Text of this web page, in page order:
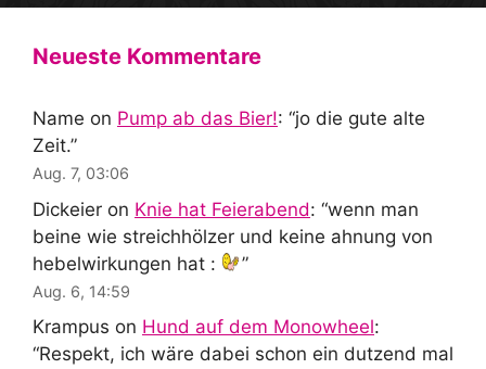
Neueste Kommentare
Name on Pump ab das Bier!: “jo die gute alte
Zeit.”
Aug. 7, 03:06
Dickeier on Knie hat Feierabend: “wenn man
beine wie streichhölzer und keine ahnung von
hebelwirkungen hat :
”
Aug. 6, 14:59
Krampus on Hund auf dem Monowheel:
“Respekt, ich wäre dabei schon ein dutzend mal